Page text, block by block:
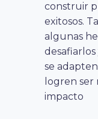
construir
exitosos.
algunas
se
logren ser
impacto